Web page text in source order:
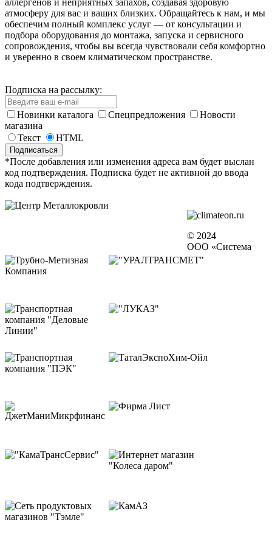
атмосферу для вас и ваших близких. Обращайтесь к нам, и мы
обеспечим полный комплекс услуг — от консультации и
подбора оборудования до монтажа, запуска и сервисного
сопровождения, чтобы вы всегда чувствовали себя комфортно
и уверенно в своем климатическом пространстве.
Подписка на рассылку:
Новинки каталога Спецпредложения
Новости
магазина
Текст
HTML
*После добавления или изменения адреса вам будет выслан
код подтверждения. Подписка будет не активной до ввода
кода подтверждения.
© 2024
ООО «Система